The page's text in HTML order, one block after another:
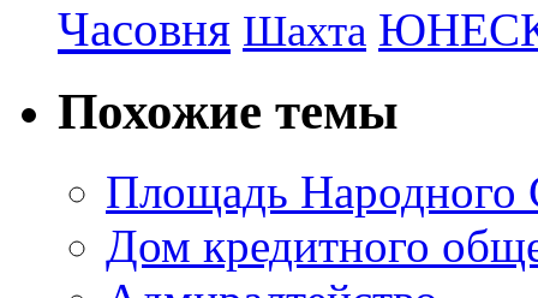
Часовня Шахта
Похожие темы
Площадь Народного
Дом кредитного